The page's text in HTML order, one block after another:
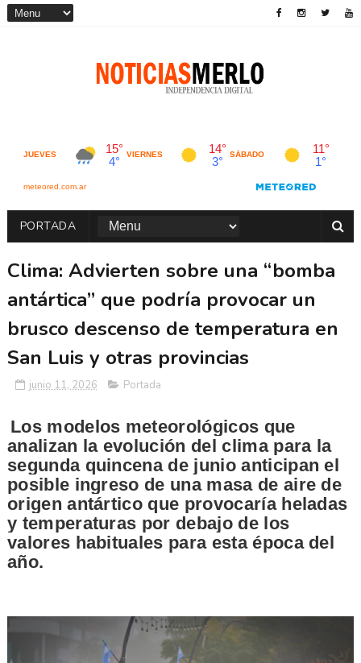
PORTADA
Clima: Advierten sobre una “bomba
antártica” que podría provocar un
brusco descenso de temperatura en
San Luis y otras provincias
junio 11, 2026 Portada
Los modelos meteorológicos que
analizan la evolución del clima para la
segunda quincena de junio anticipan el
posible ingreso de una masa de aire de
origen antártico que provocaría heladas
y temperaturas por debajo de los
valores habituales para esta época del
año.